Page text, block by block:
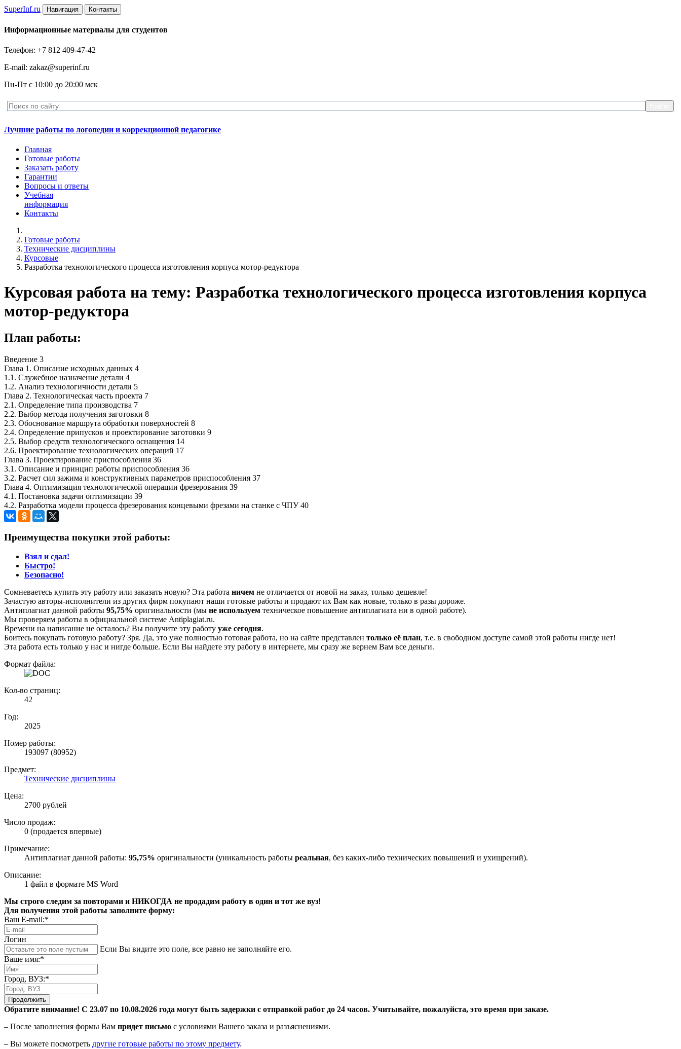
SuperInf.ru Навигация Контакты
Информационные материалы для студентов
Телефон: +7 812 409-47-42
E-mail: zakaz@superinf.ru
Пн-Пт с 10:00 до 20:00 мск
Лучшие работы по логопедии и коррекционной педагогике
Главная
Готовые работы
Заказать работу
Гарантии
Вопросы и ответы
Учебная
информация
Контакты
Готовые работы
Технические дисциплины
Курсовые
Разработка технологического процесса изготовления корпуса мотор-редуктора
Курсовая работа на тему: Разработка технологического процесса изготовления корпуса
мотор-редуктора
План работы:
Введение 3
Глава 1. Описание исходных данных 4
1.1. Служебное назначение детали 4
1.2. Анализ технологичности детали 5
Глава 2. Технологическая часть проекта 7
2.1. Определение типа производства 7
2.2. Выбор метода получения заготовки 8
2.3. Обоснование маршрута обработки поверхностей 8
2.4. Определение припусков и проектирование заготовки 9
2.5. Выбор средств технологического оснащения 14
2.6. Проектирование технологических операций 17
Глава 3. Проектирование приспособления 36
3.1. Описание и принцип работы приспособления 36
3.2. Расчет сил зажима и конструктивных параметров приспособления 37
Глава 4. Оптимизация технологической операции фрезерования 39
4.1. Постановка задачи оптимизации 39
4.2. Разработка модели процесса фрезерования концевыми фрезами на станке с ЧПУ 40
Преимущества покупки этой работы:
Взял и сдал!
Быстро!
Безопасно!
Сомневаетесь купить эту работу или заказать новую? Эта работа ничем не отличается от новой на заказ, только дешевле!
Зачастую авторы-исполнители из других фирм покупают наши готовые работы и продают их Вам как новые, только в разы дороже.
Антиплагиат данной работы 95,75% оригинальности (мы не используем техническое повышение антиплагиата ни в одной работе).
Мы проверяем работы в официальной системе Аntiplagiat.ru.
Времени на написание не осталось? Вы получите эту работу уже сегодня.
Боитесь покупать готовую работу? Зря. Да, это уже полностью готовая работа, но на сайте представлен только её план, т.е. в свободном доступе самой этой работы нигде нет!
Эта работа есть только у нас и нигде больше. Если Вы найдете эту работу в интернете, мы сразу же вернем Вам все деньги.
Формат файла:
Кол-во страниц:
42
Год:
2025
Номер работы:
193097 (80952)
Предмет:
Технические дисциплины
Цена:
2700 рублей
Число продаж:
0 (продается впервые)
Примечание:
Антиплагиат данной работы: 95,75% оригинальности (уникальность работы реальная, без каких-либо технических повышений и ухищрений).
Описание:
1 файл в формате MS Word
Мы строго следим за повторами и НИКОГДА не продадим работу в один и тот же вуз!
Для получения этой работы заполните форму:
Ваш E-mail:*
Логин
Если Вы видите это поле, все равно не заполняйте его.
Ваше имя:*
Город, ВУЗ:*
Продолжить
Обратите внимание! С 23.07 по 10.08.2026 года могут быть задержки с отправкой работ до 24 часов. Учитывайте, пожалуйста, это время при заказе.
– После заполнения формы Вам придет письмо с условиями Вашего заказа и разъяснениями.
– Вы можете посмотреть другие готовые работы по этому предмету.